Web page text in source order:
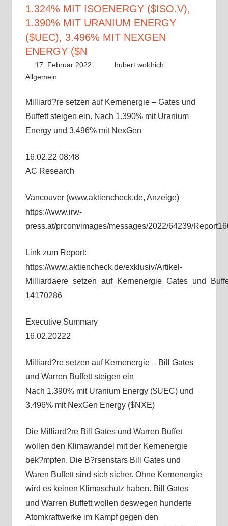
1.324% MIT ISOENERGY ($ISO.V),
1.390% MIT URANIUM ENERGY
($UEC), 3.496% MIT NEXGEN
ENERGY ($N
17. Februar 2022
hubert woldrich
Allgemein
Milliard?re setzen auf Kernenergie – Gates und
Buffett steigen ein. Nach 1.390% mit Uranium
Energy und 3.496% mit NexGen
16.02.22 08:48
AC Research
Vancouver (www.aktiencheck.de, Anzeige)
https://www.irw-
press.at/prcom/images/messages/2022/64239/
Link zum Report:
https://www.aktiencheck.de/exklusiv/Artikel-
14170286
Executive Summary
16.02.20222
Milliard?re setzen auf Kernenergie – Bill Gates
und Warren Buffett steigen ein
Nach 1.390% mit Uranium Energy ($UEC) und
3.496% mit NexGen Energy ($NXE)
Die Milliard?re Bill Gates und Warren Buffet
wollen den Klimawandel mit der Kernenergie
bek?mpfen. Die B?rsenstars Bill Gates und
Waren Buffett sind sich sicher. Ohne Kernenergie
wird es keinen Klimaschutz haben. Bill Gates
und Warren Buffett wollen deswegen hunderte
Atomkraftwerke im Kampf gegen den